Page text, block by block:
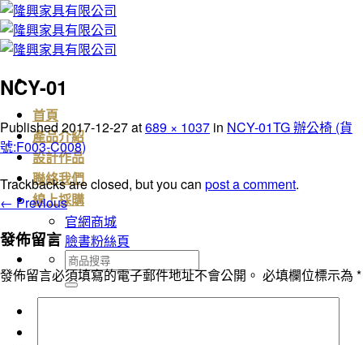
Skip
to
content
首頁
產品介紹
設計作品
聯絡我們
線上採購
官網商城
臉書粉絲頁
搜
尋
關
NCY-01
Published2017-12-27at689 × 1037 in NCY-01TG 辦公椅 (貨
號:F003-C008)
Trackbacks are closed, but you can post a comment.
← Previous
發佈留言
發佈留言必須填寫的電子郵件地址不會公開。 必填欄位標示為 *